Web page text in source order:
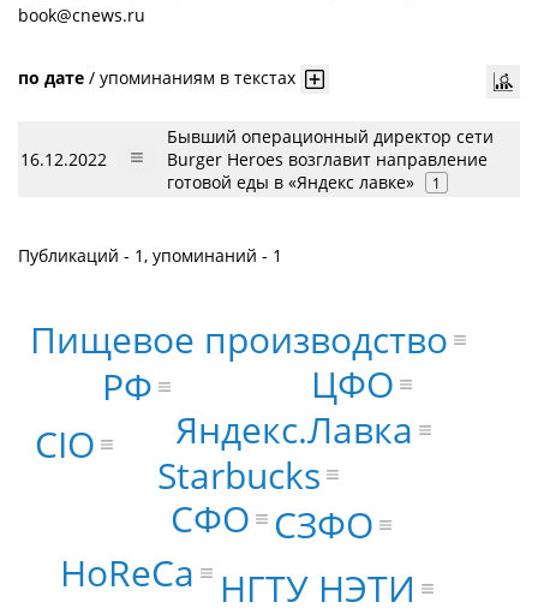
book@cnews.ru
по дате / упоминаниям в текстах
16.12.2022
Бывший операционный директор сети
Burger Heroes возглавит направление
готовой еды в «Яндекс лавке»
1
Публикаций - 1, упоминаний - 1
Starbucks
Яндекс.Лавка
СФО СЗФО
ЦФО
РФ
HoReCa
Пищевое производство
CIO
НГТУ НЭТИ